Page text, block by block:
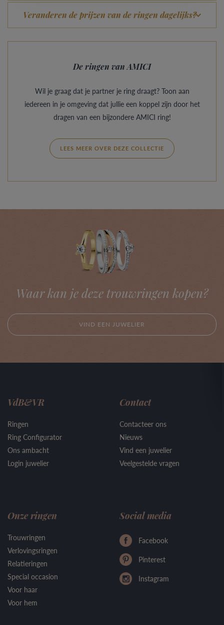
Veranderen de prijzen van de ringen dagelijks?
De ringen van AMICI
Wil je graag dat je partner je ring draagt? Toon aan
iedereen in je omgeving dat jullie een koppel zijn door het
dragen van een bijzondere AMICI ring!
LEES MEER OVER DEZE COLLECTIE
Waar kan je deze trouwringen kopen?
VIND EEN JUWELIER
VdB&VR
Ringen
Ring Configurator
Ons ambacht
Login juwelier
Contact
Contacteer ons
Nieuws
Vind een juwelier
Veelgestelde vragen
Onze ringen
Trouwringen
Verlovingsringen
Relatieringen
Special occasion
Voor haar
Voor hem
Social media
Facebook
Pinterest
Instagram